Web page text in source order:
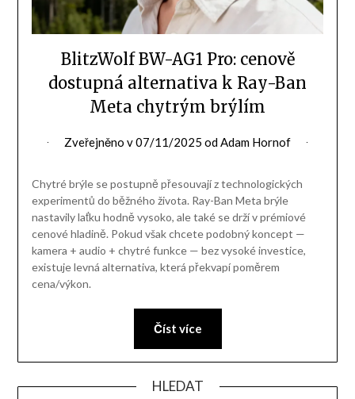
BlitzWolf BW-AG1 Pro: cenově
dostupná alternativa k Ray-Ban
Meta chytrým brýlím
Zveřejněno v07/11/2025 odAdam Hornof
Chytré brýle se postupně přesouvají z technologických
experimentů do běžného života. Ray-Ban Meta brýle
nastavily laťku hodně vysoko, ale také se drží v prémiové
cenové hladině. Pokud však chcete podobný koncept —
kamera + audio + chytré funkce — bez vysoké investice,
existuje levná alternativa, která překvapí poměrem
cena/výkon.
Číst více
HLEDAT